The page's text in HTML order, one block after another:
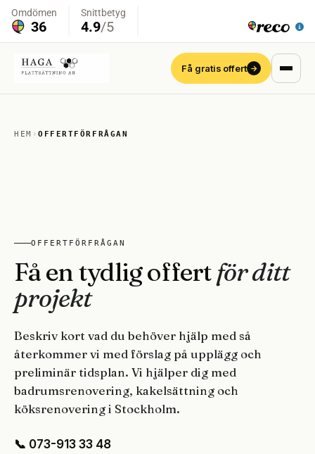
Få gratis offert →
HEM ›OFFERTFÖRFRÅGAN
OFFERTFÖRFRÅGAN
Få en tydlig offertför ditt
projekt
Beskriv kort vad du behöver hjälp med så
återkommer vi med förslag på upplägg och
preliminär tidsplan. Vi hjälper dig med
badrumsrenovering, kakelsättning och
köksrenovering i Stockholm.
📞 073-913 33 48